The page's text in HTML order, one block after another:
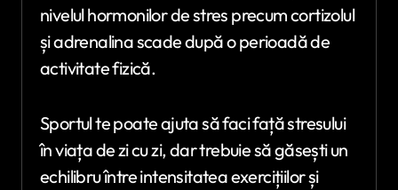
nivelul hormonilor de stres precum cortizolul
și adrenalina scade după o perioadă de
activitate fizică.
Sportul te poate ajuta să faci față stresului
în viața de zi cu zi, dar trebuie să găsești un
echilibru între intensitatea exercițiilor și